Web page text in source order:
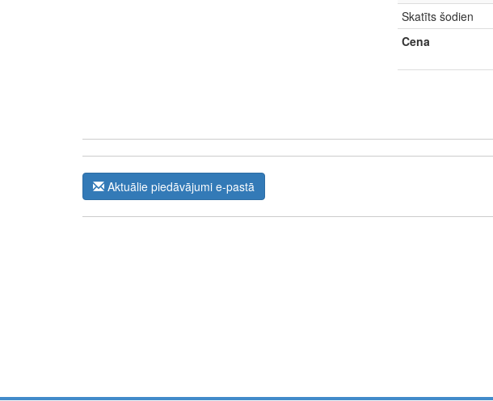
Skatīts šodien
Cena
Aktuālie piedāvājumi e-pastā